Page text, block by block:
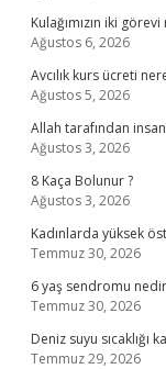
Kulağımızın iki
Ağustos 6, 2026
Avcılık kurs ücreti
Ağustos 5, 2026
Allah tarafından
Ağustos 3, 2026
8 Kaça Bolunur ?
Ağustos 3, 2026
Kadınlarda yüksek
Temmuz 30, 2026
6 yaş sendromu
Temmuz 30, 2026
Deniz suyu sıcaklığı
Temmuz 29, 2026